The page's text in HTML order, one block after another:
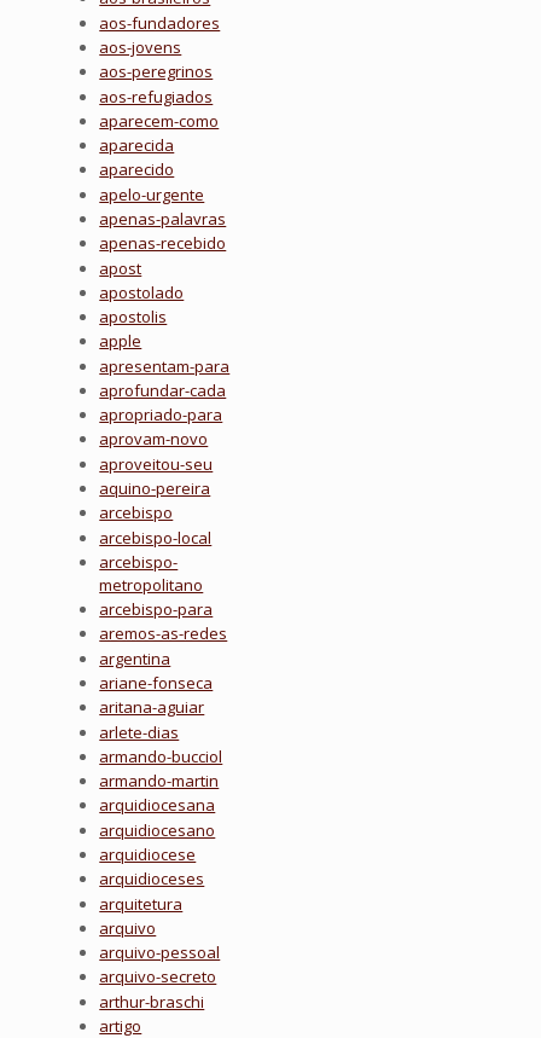
aos-fundadores
aos-jovens
aos-peregrinos
aos-refugiados
aparecem-como
aparecida
aparecido
apelo-urgente
apenas-palavras
apenas-recebido
apost
apostolado
apostolis
apple
apresentam-para
aprofundar-cada
apropriado-para
aprovam-novo
aproveitou-seu
aquino-pereira
arcebispo
arcebispo-local
arcebispo-
metropolitano
arcebispo-para
aremos-as-redes
argentina
ariane-fonseca
aritana-aguiar
arlete-dias
armando-bucciol
armando-martin
arquidiocesana
arquidiocesano
arquidiocese
arquidioceses
arquitetura
arquivo
arquivo-pessoal
arquivo-secreto
arthur-braschi
artigo